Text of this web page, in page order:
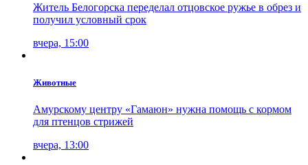
Житель Белогорска переделал отцовское ружье в обрез и
получил условный срок
вчера, 15:00
Животные
Амурскому центру «Гамаюн» нужна помощь с кормом
для птенцов стрижей
вчера, 13:00